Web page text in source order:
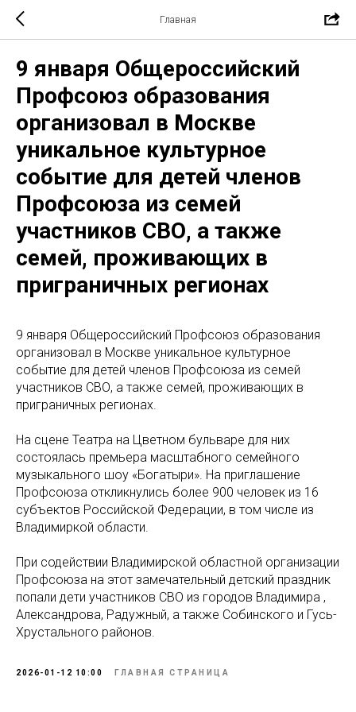
Главная
9 января Общероссийский
Профсоюз образования
организовал в Москве
уникальное культурное
событие для детей членов
Профсоюза из семей
участников СВО, а также
семей, проживающих в
приграничных регионах
9 января Общероссийский Профсоюз образования
организовал в Москве уникальное культурное
событие для детей членов Профсоюза из семей
участников СВО, а также семей, проживающих в
приграничных регионах.
На сцене Театра на Цветном бульваре для них
состоялась премьера масштабного семейного
музыкального шоу «Богатыри». На приглашение
Профсоюза откликнулись более 900 человек из 16
субъектов Российской Федерации, в том числе из
Владимиркой области.
При содействии Владимирской областной организации
Профсоюза на этот замечательный детский праздник
попали дети участников СВО из городов Владимира ,
Александрова, Радужный, а также Собинского и Гусь-
Хрустального районов.
2026-01-12 10:00 ГЛАВНАЯ СТРАНИЦА